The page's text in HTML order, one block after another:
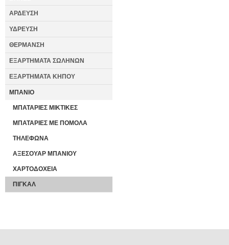
ΑΡΔΕΥΣΗ
ΥΔΡΕΥΣΗ
ΘΕΡΜΑΝΣΗ
ΕΞΑΡΤΗΜΑΤΑ ΣΩΛΗΝΩΝ
ΕΞΑΡΤΗΜΑΤΑ ΚΗΠΟΥ
ΜΠΑΝΙΟ
ΜΠΑΤΑΡΙΕΣ ΜΙΚΤΙΚΕΣ
ΜΠΑΤΑΡΙΕΣ ΜΕ ΠΟΜΟΛΑ
ΤΗΛΕΦΩΝΑ
ΑΞΕΣΟΥΑΡ ΜΠΑΝΙΟΥ
ΧΑΡΤΟΔΟΧΕΙΑ
ΠΙΓΚΑΛ